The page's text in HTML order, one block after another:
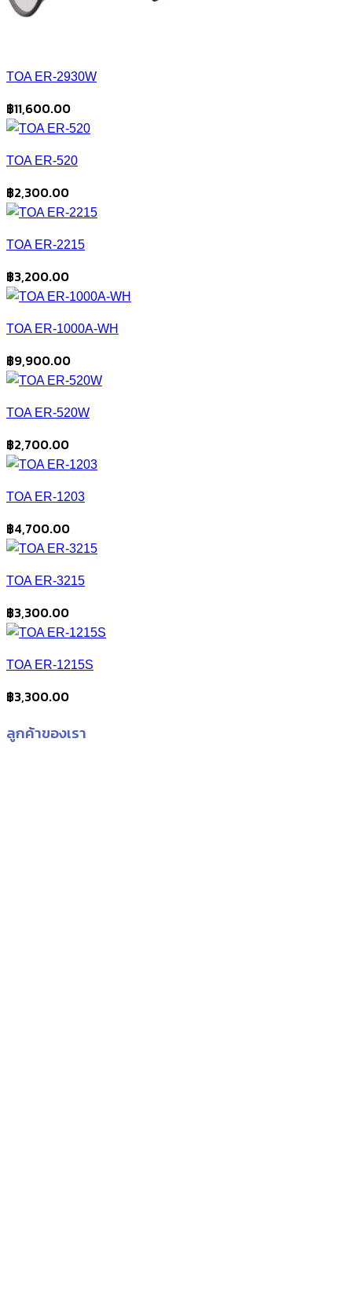
TOA ER-2930W
฿11,600.00
TOA ER-520
฿2,300.00
TOA ER-2215
฿3,200.00
TOA ER-1000A-WH
฿9,900.00
TOA ER-520W
฿2,700.00
TOA ER-1203
฿4,700.00
TOA ER-3215
฿3,300.00
TOA ER-1215S
฿3,300.00
ลูกค้าของเรา